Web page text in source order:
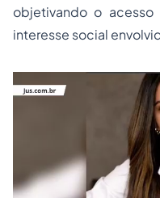
objetivando o
interesse social